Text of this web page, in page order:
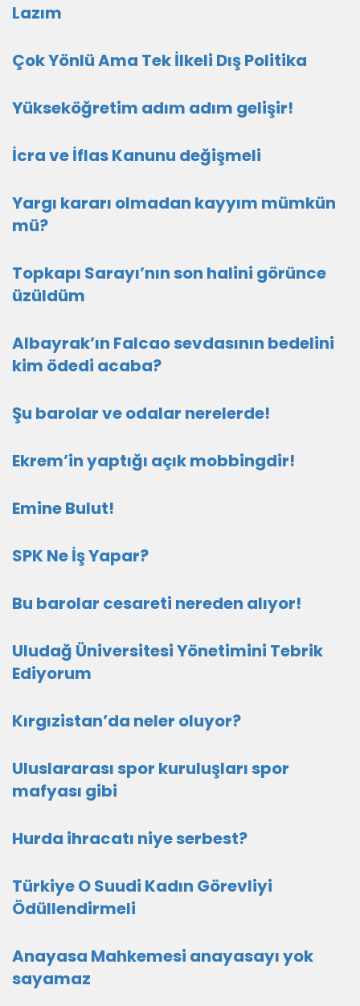
Lazım
Çok Yönlü Ama Tek İlkeli Dış Politika
Yükseköğretim adım adım gelişir!
İcra ve İflas Kanunu değişmeli
Yargı kararı olmadan kayyım mümkün
mü?
Topkapı Sarayı’nın son halini görünce
üzüldüm
Albayrak’ın Falcao sevdasının bedelini
kim ödedi acaba?
Şu barolar ve odalar nerelerde!
Ekrem’in yaptığı açık mobbingdir!
Emine Bulut!
SPK Ne İş Yapar?
Bu barolar cesareti nereden alıyor!
Uludağ Üniversitesi Yönetimini Tebrik
Ediyorum
Kırgızistan’da neler oluyor?
Uluslararası spor kuruluşları spor
mafyası gibi
Hurda ihracatı niye serbest?
Türkiye O Suudi Kadın Görevliyi
Ödüllendirmeli
Anayasa Mahkemesi anayasayı yok
sayamaz